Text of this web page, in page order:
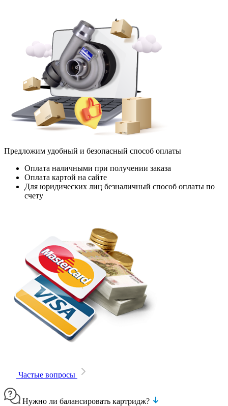
Предложим удобный и безопасный способ оплаты
Оплата наличными при получении заказа
Оплата картой на сайте
Для юридических лиц безналичный способ оплаты по
счету
Частые вопросы
Нужно ли балансировать картридж?